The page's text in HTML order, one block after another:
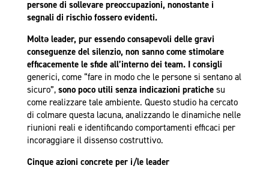
persone di sollevare preoccupazioni, nonostante i
segnali di rischio fossero evidenti.
Moltə leader, pur essendo consapevoli delle gravi
conseguenze del silenzio, non sanno come stimolare
efficacemente le sfide all’interno dei team. I consigli
generici, come “fare in modo che le persone si sentano al
sicuro”, sono poco utili senza indicazioni pratichesu
come realizzare tale ambiente. Questo studio ha cercato
di colmare questa lacuna, analizzando le dinamiche nelle
riunioni reali e identificando comportamenti efficaci per
incoraggiare il dissenso costruttivo.
Cinque azioni concrete per i/le leader